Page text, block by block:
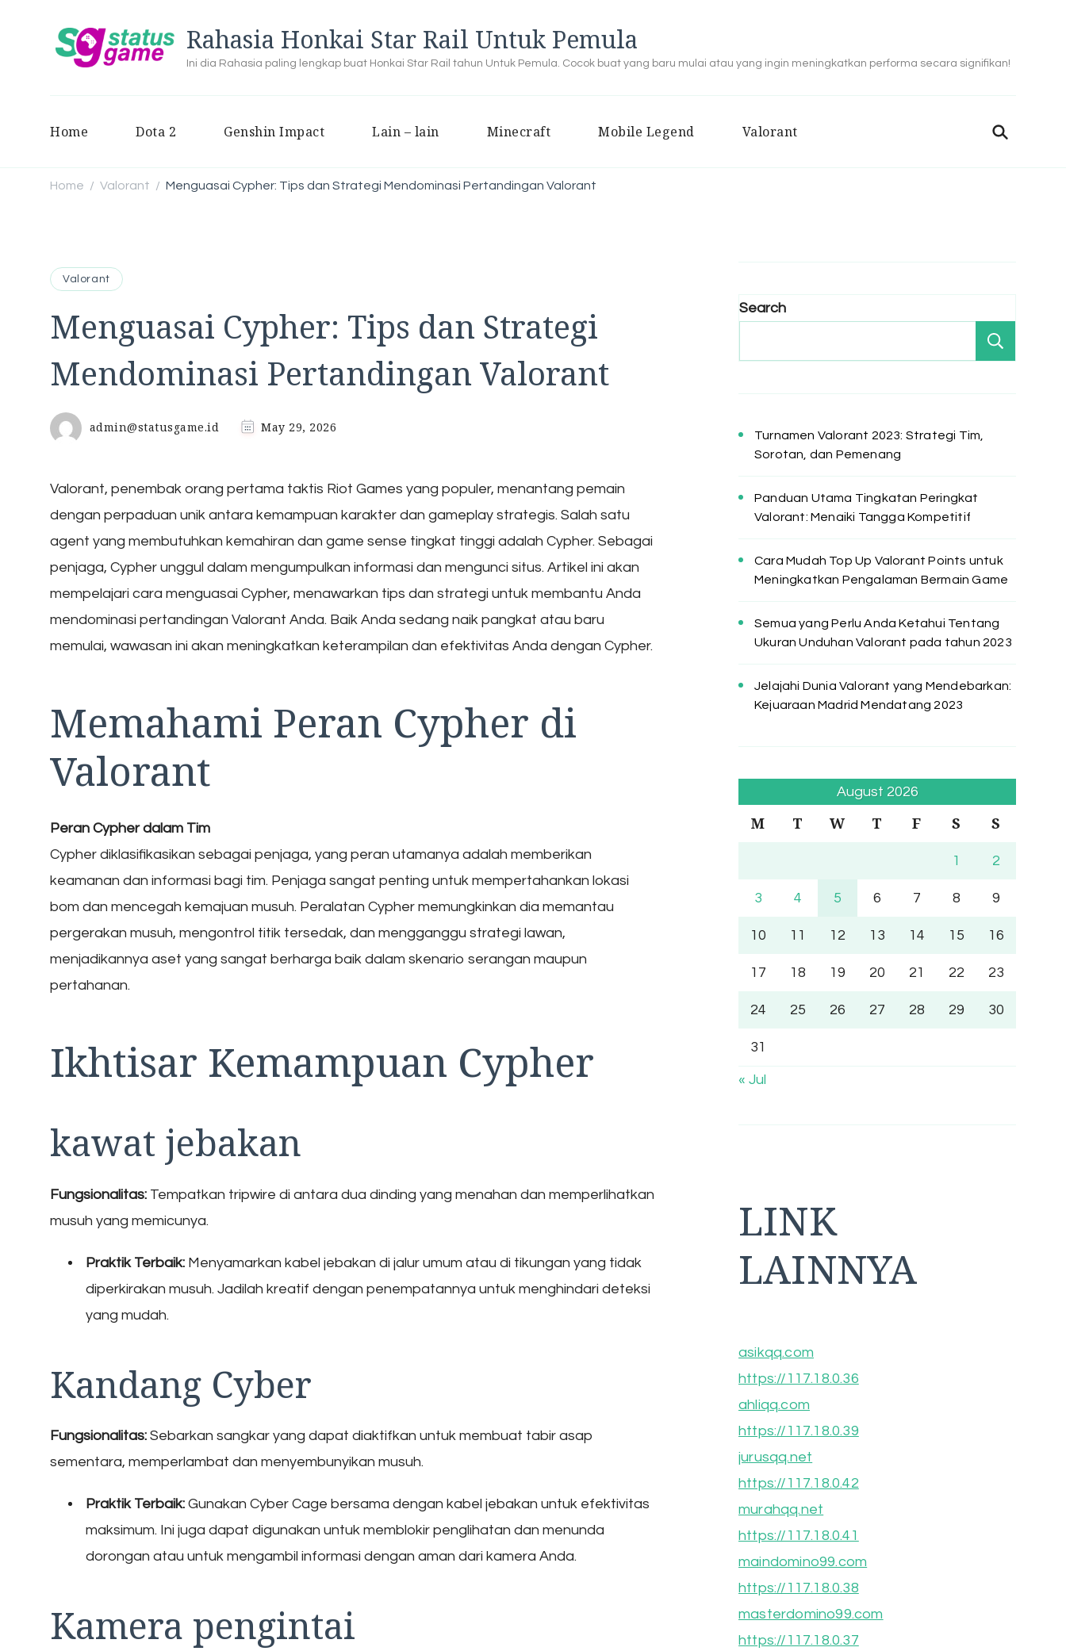
Rahasia Honkai Star Rail Untuk Pemula
Ini dia Rahasia paling lengkap buat Honkai Star Rail tahun Untuk Pemula. Cocok buat yang baru mulai atau yang ingin meningkatkan performa secara signifikan!
Home Dota 2 Genshin Impact Lain – lain Minecraft Mobile Legend Valorant
Home / Valorant / Menguasai Cypher: Tips dan Strategi Mendominasi Pertandingan Valorant
Valorant
Menguasai Cypher: Tips dan Strategi
Mendominasi Pertandingan Valorant
admin@statusgame.id May 29, 2026
Valorant, penembak orang pertama taktis Riot Games yang populer, menantang pemain
dengan perpaduan unik antara kemampuan karakter dan gameplay strategis. Salah satu
agent yang membutuhkan kemahiran dan game sense tingkat tinggi adalah Cypher. Sebagai
penjaga, Cypher unggul dalam mengumpulkan informasi dan mengunci situs. Artikel ini akan
mempelajari cara menguasai Cypher, menawarkan tips dan strategi untuk membantu Anda
mendominasi pertandingan Valorant Anda. Baik Anda sedang naik pangkat atau baru
memulai, wawasan ini akan meningkatkan keterampilan dan efektivitas Anda dengan Cypher.
Memahami Peran Cypher di
Valorant
Peran Cypher dalam Tim
Cypher diklasifikasikan sebagai penjaga, yang peran utamanya adalah memberikan
keamanan dan informasi bagi tim. Penjaga sangat penting untuk mempertahankan lokasi
bom dan mencegah kemajuan musuh. Peralatan Cypher memungkinkan dia memantau
pergerakan musuh, mengontrol titik tersedak, dan mengganggu strategi lawan,
menjadikannya aset yang sangat berharga baik dalam skenario serangan maupun
pertahanan.
Ikhtisar Kemampuan Cypher
kawat jebakan
Fungsionalitas: Tempatkan tripwire di antara dua dinding yang menahan dan memperlihatkan
musuh yang memicunya.
Praktik Terbaik: Menyamarkan kabel jebakan di jalur umum atau di tikungan yang tidak
diperkirakan musuh. Jadilah kreatif dengan penempatannya untuk menghindari deteksi
yang mudah.
Kandang Cyber
Fungsionalitas: Sebarkan sangkar yang dapat diaktifkan untuk membuat tabir asap
sementara, memperlambat dan menyembunyikan musuh.
Praktik Terbaik: Gunakan Cyber ​​Cage bersama dengan kabel jebakan untuk efektivitas
maksimum. Ini juga dapat digunakan untuk memblokir penglihatan dan menunda
dorongan atau untuk mengambil informasi dengan aman dari kamera Anda.
Kamera pengintai
Search
Turnamen Valorant 2023: Strategi Tim,
Sorotan, dan Pemenang
Panduan Utama Tingkatan Peringkat
Valorant: Menaiki Tangga Kompetitif
Cara Mudah Top Up Valorant Points untuk
Meningkatkan Pengalaman Bermain Game
Semua yang Perlu Anda Ketahui Tentang
Ukuran Unduhan Valorant pada tahun 2023
Jelajahi Dunia Valorant yang Mendebarkan:
Kejuaraan Madrid Mendatang 2023
August 2026
M T W T F S S
1 2
3 4 5 6 7 8 9
10 11 12 13 14 15 16
17 18 19 20 21 22 23
24 25 26 27 28 29 30
31
« Jul
LINK
LAINNYA
asikqq.com
https://117.18.0.36
ahliqq.com
https://117.18.0.39
jurusqq.net
https://117.18.0.42
murahqq.net
https://117.18.0.41
maindomino99.com
https://117.18.0.38
masterdomino99.com
https://117.18.0.37